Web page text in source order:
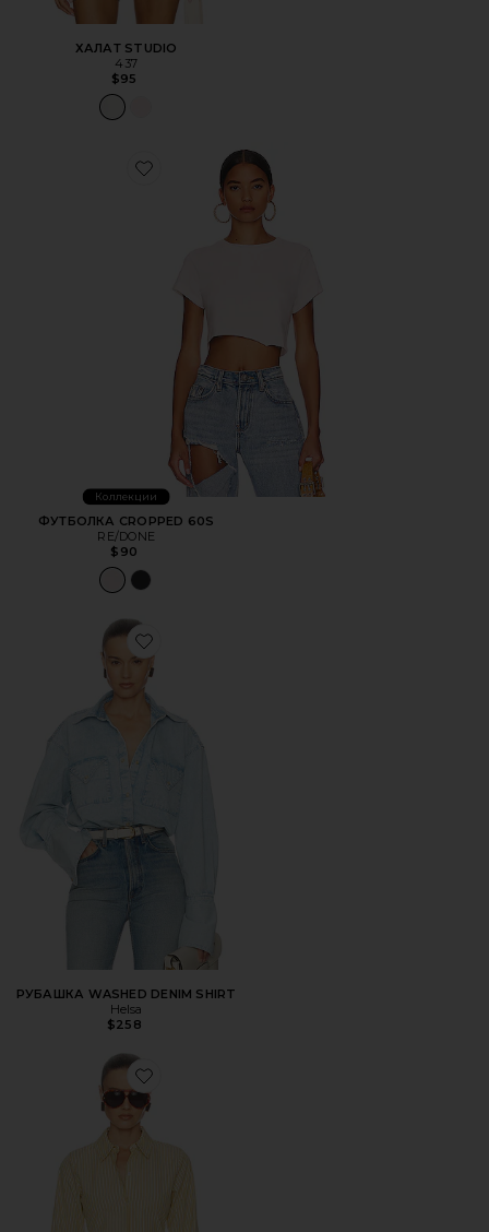
ХАЛАТ STUDIO
437
$95
Favorite ФУТБОЛКА CROPPED 60S
Коллекции
ФУТБОЛКА CROPPED 60S
RE/DONE
$90
Favorite РУБАШКА WASHED DENIM SHIRT
РУБАШКА WASHED DENIM SHIRT
Helsa
$258
Favorite ТОП STRIPE